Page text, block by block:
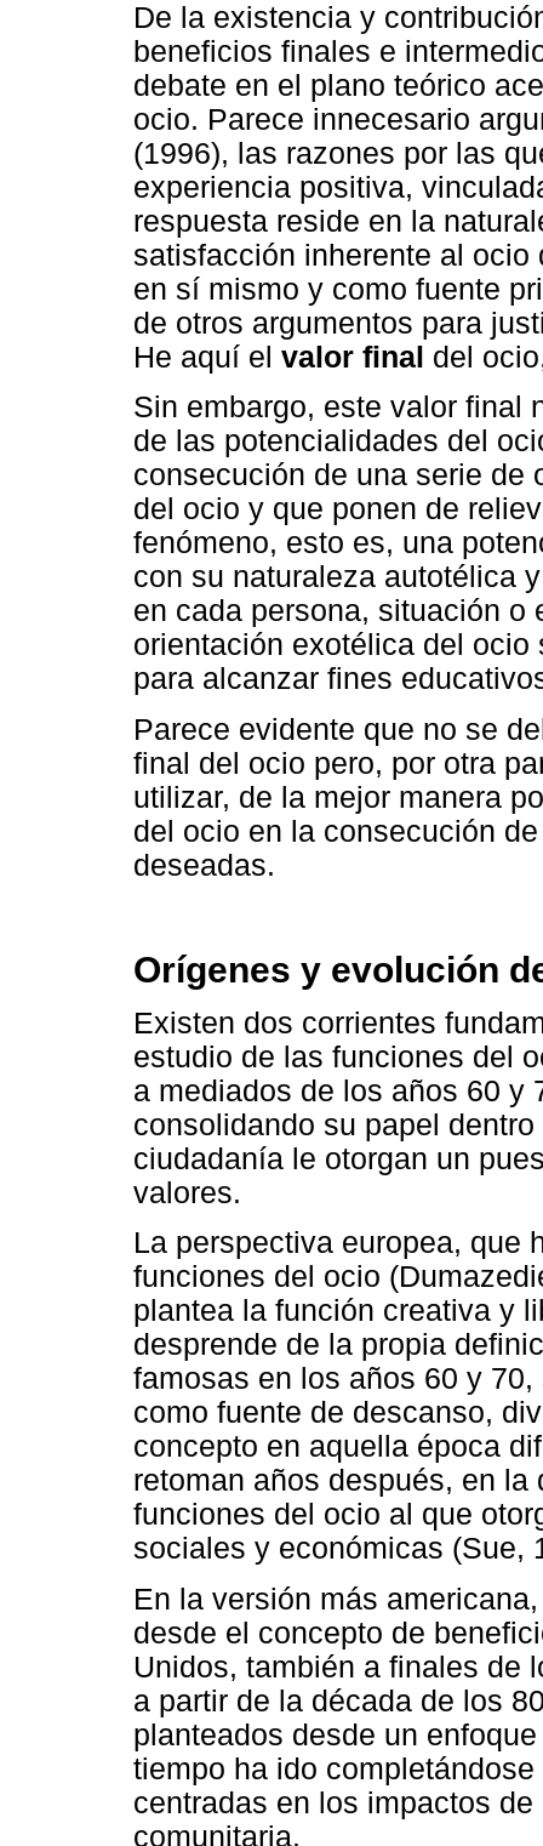
De la existencia y
beneficios finales e
debate en el plano teórico
ocio. Parece innecesario
(1996), las razones por las
experiencia positiva,
respuesta reside en la
satisfacción inherente al
en sí mismo y como fuente
de otros argumentos para
He aquí el valor final del
Sin embargo, este valor final
de las potencialidades del
consecución de una serie de
del ocio y que ponen de
fenómeno, esto es, una
con su naturaleza autotélica
en cada persona, situación o
orientación exotélica del
para alcanzar fines
Parece evidente que no se
final del ocio pero, por otra
utilizar, de la mejor manera
del ocio en la consecución
deseadas.
Orígenes y evolución
Existen dos corrientes
estudio de las funciones del
a mediados de los años 60 y
consolidando su papel
ciudadanía le otorgan un
valores.
La perspectiva europea, que
funciones del ocio
plantea la función creativa y
desprende de la propia
famosas en los años 60 y
como fuente de descanso,
concepto en aquella época
retoman años después, en
funciones del ocio al que
sociales y económicas (Sue,
En la versión más
desde el concepto de
Unidos, también a finales de
a partir de la década de los
planteados desde un
tiempo ha ido
centradas en los impactos
comunitaria.